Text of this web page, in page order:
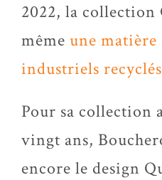
2022, la collection
même une matière
industriels recyclés
Pour sa collection
vingt ans,
encore le design